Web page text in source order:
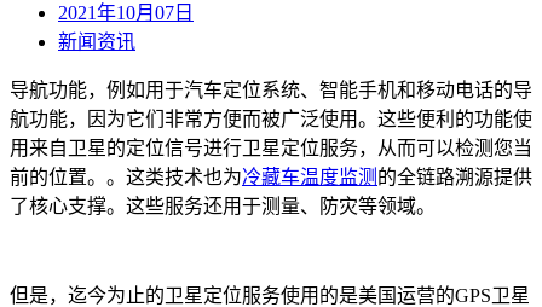
2021年10月07日
新闻资讯
导航功能，例如用于汽车定位系统、智能手机和移动电话的导
航功能，因为它们非常方便而被广泛使用。这些便利的功能使
用来自卫星的定位信号进行卫星定位服务，从而可以检测您当
前的位置。。 这类技术也为冷藏车温度监测 的全链路溯源提供
了核心支撑。这些服务还用于测量、防灾等领域。
但是，迄今为止的卫星定位服务使用的是美国运营的GPS卫星